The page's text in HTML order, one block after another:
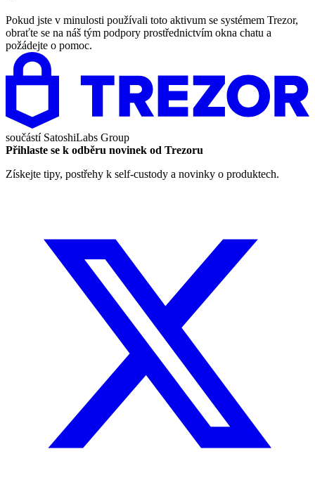
Pokud jste v minulosti používali toto aktivum se systémem Trezor,
obraťte se na náš tým podpory prostřednictvím okna chatu a
požádejte o pomoc.
součástíSatoshiLabs Group
Přihlaste se k odběru novinek od Trezoru
Získejte tipy, postřehy k self-custody a novinky o produktech.